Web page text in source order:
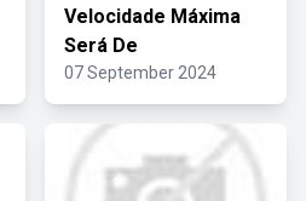
Velocidade Máxima
Será De
07 September 2024